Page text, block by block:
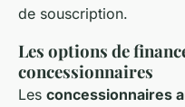
de souscription.
Les options de
concessionnaires
Les concessionnaires